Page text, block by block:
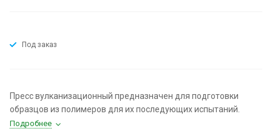
Под заказ
Пресс вулканизационный предназначен для подготовки
образцов из полимеров для их последующих испытаний.
Подробнее